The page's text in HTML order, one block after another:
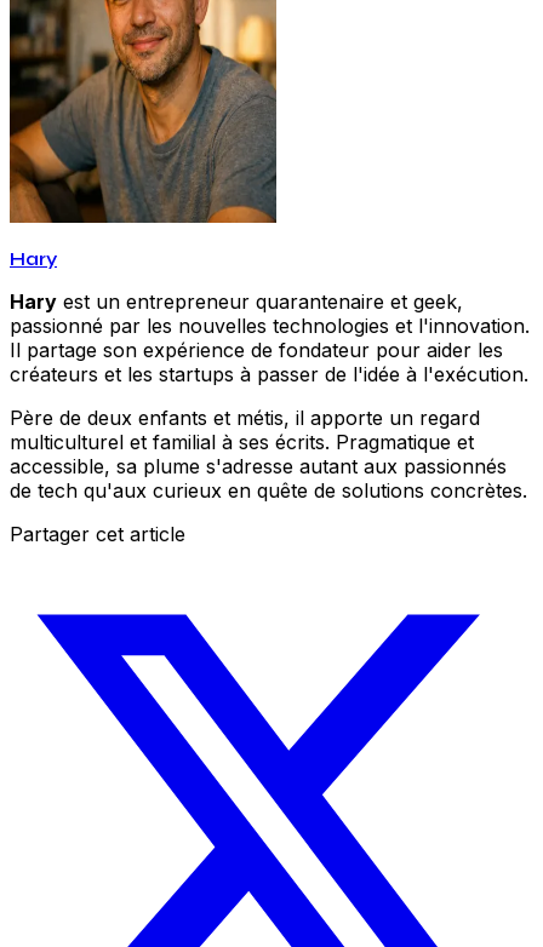
Hary
Hary est un entrepreneur quarantenaire et geek,
passionné par les nouvelles technologies et l'innovation.
Il partage son expérience de fondateur pour aider les
créateurs et les startups à passer de l'idée à l'exécution.
Père de deux enfants et métis, il apporte un regard
multiculturel et familial à ses écrits. Pragmatique et
accessible, sa plume s'adresse autant aux passionnés
de tech qu'aux curieux en quête de solutions concrètes.
Partager cet article